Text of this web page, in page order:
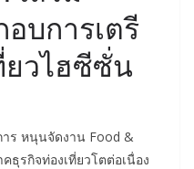
บการเตรี
ยวไฮซีซั่น
าร หนุนจัดงาน Food &
ธุรกิจท่องเที่ยวโตต่อเนื่อง